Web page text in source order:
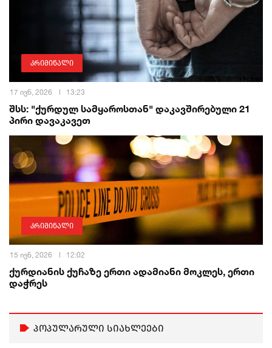
კრიმინალი
17 ივნ, 2026 13:23
შსს: "ქურდულ სამყაროსთან" დაკავშირებული 21
პირი დავაკავეთ
კრიმინალი
15 ივნ, 2026 12:02
ქურდიანის ქუჩაზე ერთი ადამიანი მოკლეს, ერთი
დაჭრეს
პოპულარული სიახლეები